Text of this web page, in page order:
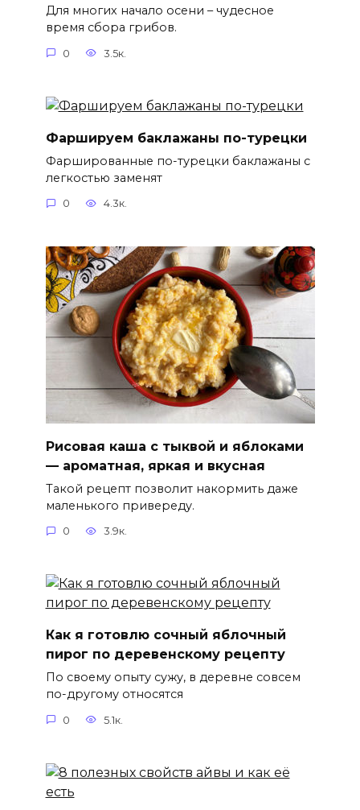
Для многих начало осени – чудесное
время сбора грибов.
0 3.5к.
Фаршируем баклажаны по-турецки
Фаршированные по-турецки баклажаны с
легкостью заменят
0 4.3к.
Рисовая каша с тыквой и яблоками
— ароматная, яркая и вкусная
Такой рецепт позволит накормить даже
маленького привереду.
0 3.9к.
Как я готовлю сочный яблочный
пирог по деревенскому рецепту
По своему опыту сужу, в деревне совсем
по-другому относятся
0 5.1к.